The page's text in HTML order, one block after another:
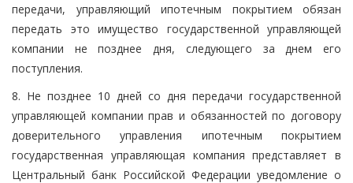
передачи, управляющий ипотечным покрытием обязан
передать это имущество государственной управляющей
компании не позднее дня, следующего за днем его
поступления.
8. Не позднее 10 дней со дня передачи государственной
управляющей компании прав и обязанностей по договору
доверительного управления ипотечным покрытием
государственная управляющая компания представляет в
Центральный банк Российской Федерации уведомление о